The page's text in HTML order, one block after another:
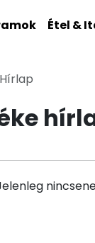
Étel &
Hírlap